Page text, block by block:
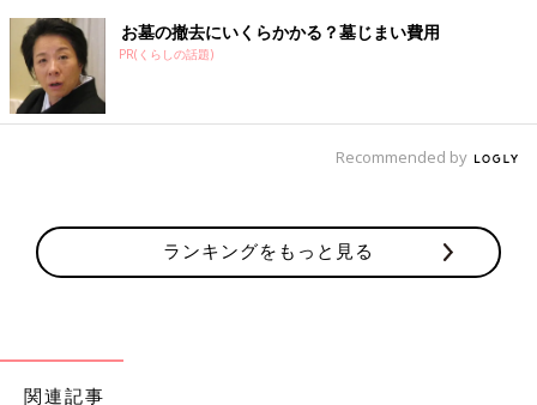
お墓の撤去にいくらかかる？墓じまい費用
PR(くらしの話題)
Recommended by
ランキングをもっと見る
関連記事